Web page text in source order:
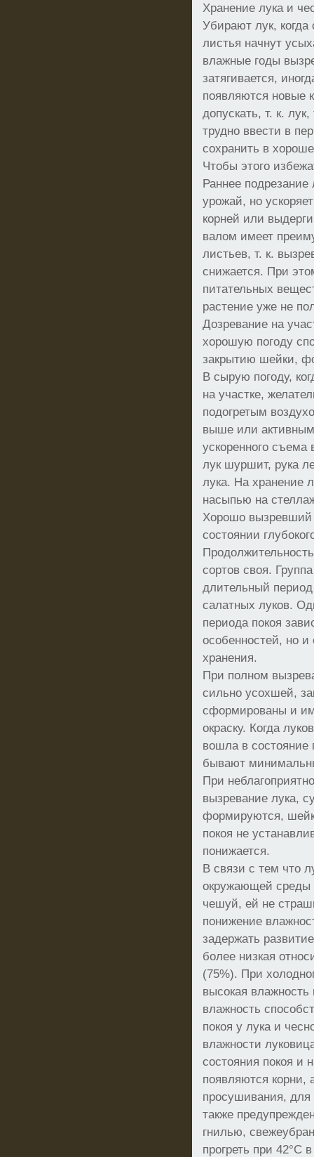
Хранение лука и
Убирают лук,
листья начнут
влажные годы
затягивается,
появляются новые
допускать, т. к.
трудно ввести в
сохранить в
Чтобы этого
Раннее подрезание
урожай, но
корней или
валом имеет
листьев, т. к.
снижается. При
питательных
растение уже не
Дозревание на
хорошую погоду
закрытию шейки,
В сырую погоду,
на участке,
подогретым
выше или
ускоренного
лук шуршит, рука
лука. На хранение
насыпью на
Хорошо вызревший
состоянии
сортов своя.
длительный
салатных луков.
периода покоя
особенностей, но
хранения.
При полном
сильно усохшей,
сформированы и
окраску. Когда
вошла в состояние
бывают
При
вызревание лука,
формируются,
покоя не
понижается.
В связи с тем что
окружающей среды
чешуй, ей не
понижение
задержать
более низкая
(75%). При
высокая
влажность
покоя у лука и
влажности
состояния покоя и
появляются корни,
просушивания, для
также
гнилью,
прогреть при 42°C